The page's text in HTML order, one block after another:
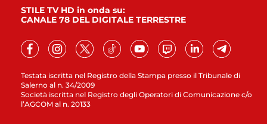
Testata iscritta nel Registro della Stampa presso il Tribunale di
Salerno al n. 34/2009
Società iscritta nel Registro degli Operatori di Comunicazione c/o
l’AGCOM al n. 20133
STILE TV HD in onda su:
CANALE 78 DEL DIGITALE TERRESTRE